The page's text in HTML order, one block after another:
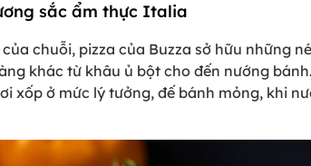
sắc ẩm thực Italia
chuỗi, pizza của Buzza sở hữu những
khác từ khâu ủ bột cho đến nướng
xốp ở mức lý tưởng, đế bánh mỏng, khi